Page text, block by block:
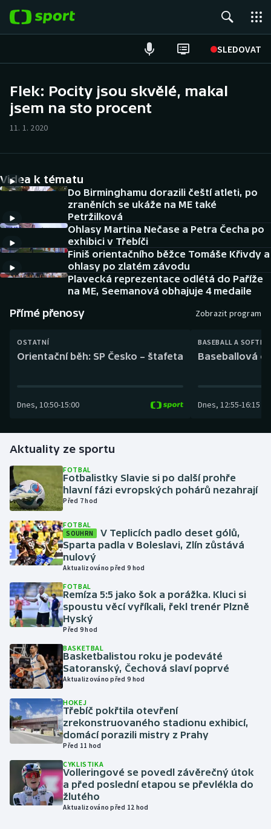
SLEDOVAT
Hokej
Cyklistika
DALŠÍ SPORTY
Americký fotbal
Baseball a softbal
Basketbal
Biatlon
Dostihy
Florbal
Futsal
Golf
Gymnastika
Házená
Jezdectví
Judo
Krasobruslení
Lezení
Lyže a snowboard
Moderní pětiboj
Motorsport
NEPŘEHLÉDNĚTE
Soutěže
Historické návraty
Aplikace ČT sport
Flek: Pocity jsou skvělé, makal
jsem na sto procent
11. 1. 2020
Videa k tématu
Do Birminghamu dorazili čeští atleti, po
zraněních se ukáže na ME také
Petržilková
Ohlasy Martina Nečase a Petra Čecha po
exhibici v Třebíči
Finiš orientačního běžce Tomáše Křivdy a
ohlasy po zlatém závodu
Plavecká reprezentace odlétá do Paříže
na ME, Seemanová obhajuje 4 medaile
Přímé přenosy Zobrazit program
OSTATNÍ
Orientační běh: SP Česko – štafeta
Dnes, 10:50-15:00
BASEBALL A
Baseballová
Dnes, 12:55-16:15
Aktuality ze sportu
FOTBAL
Fotbalistky Slavie si po další prohře
hlavní fázi evropských pohárů nezahrají
Před 7 hod
FOTBAL
SOUHRN
V Teplicích padlo deset gólů,
Sparta padla v Boleslavi, Zlín zůstává
nulový
Aktualizováno před 9 hod
FOTBAL
Remíza 5:5 jako šok a porážka. Kluci si
spoustu věcí vyříkali, řekl trenér Plzně
Hyský
Před 9 hod
BASKETBAL
Basketbalistou roku je podeváté
Satoranský, Čechová slaví poprvé
Aktualizováno před 9 hod
HOKEJ
Třebíč pokřtila otevření
zrekonstruovaného stadionu exhibicí,
domácí porazili mistry z Prahy
Před 11 hod
CYKLISTIKA
Volleringové se povedl závěrečný útok
a před poslední etapou se převlékla do
žlutého
Aktualizováno před 12 hod